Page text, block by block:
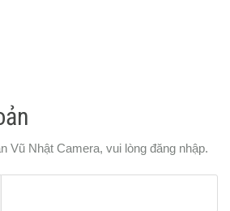
Vũ Nhật Camera, vui lòng đăng nhập.